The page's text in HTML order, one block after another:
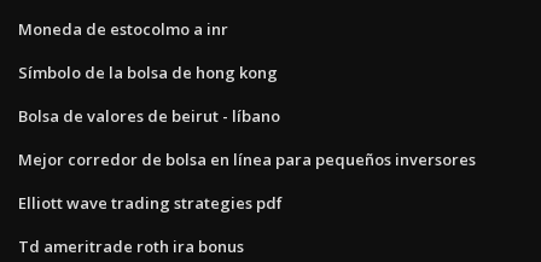
Moneda de estocolmo a inr
Símbolo de la bolsa de hong kong
Bolsa de valores de beirut - líbano
Mejor corredor de bolsa en línea para pequeños inversores
Elliott wave trading strategies pdf
Td ameritrade roth ira bonus